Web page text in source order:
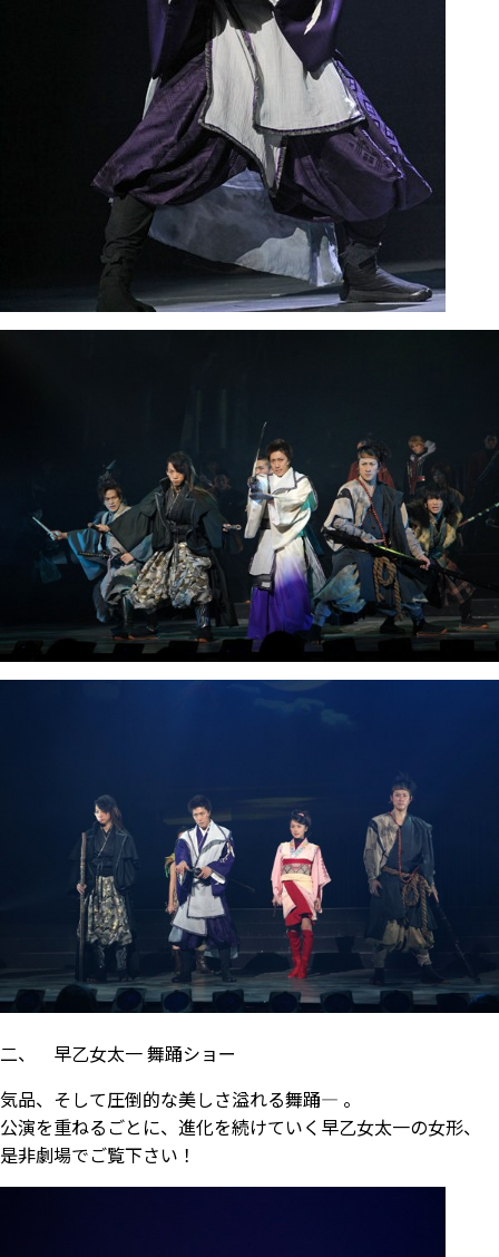
二、 早乙女太一 舞踊ショー
気品、そして圧倒的な美しさ溢れる舞踊― 。
公演を重ねるごとに、進化を続けていく早乙女太一の女形、
是非劇場でご覧下さい！